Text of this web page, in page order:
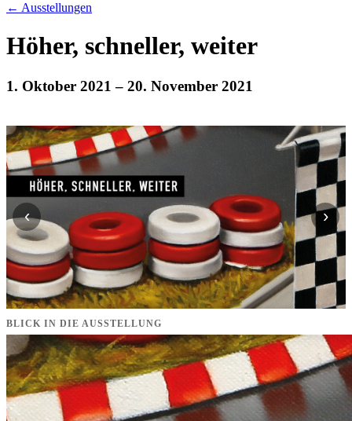
← Ausstellungen
Höher, schneller, weiter
1. Oktober 2021 – 20. November 2021
‹ ›
BLICK IN DIE AUSSTELLUNG